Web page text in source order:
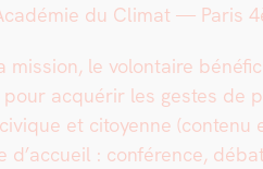
du Cli­mat — Paris
mis­sion, le volon­taire
pour acquérir les gestes de
et citoyenne
d’ac­cueil : con­férence,